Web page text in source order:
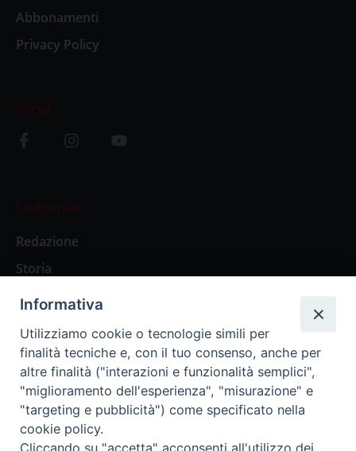
Abbonamenti
Privacy Policy
Social
L’editoriale
Redazione
Storia
Abbonamenti
Abbonamento Annuale Digitale
Abbonamento Annuale Cartaceo
Abbonamento Singola Copia Digitale
Informativa
Utilizziamo cookie o tecnologie simili per
finalità tecniche e, con il tuo consenso, anche per
altre finalità ("interazioni e funzionalità semplici",
"miglioramento dell'esperienza", "misurazione" e
"targeting e pubblicità") come specificato nella
cookie policy.